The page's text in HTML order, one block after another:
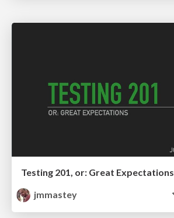
Testing 201, or: Great Expectations
jmmastey